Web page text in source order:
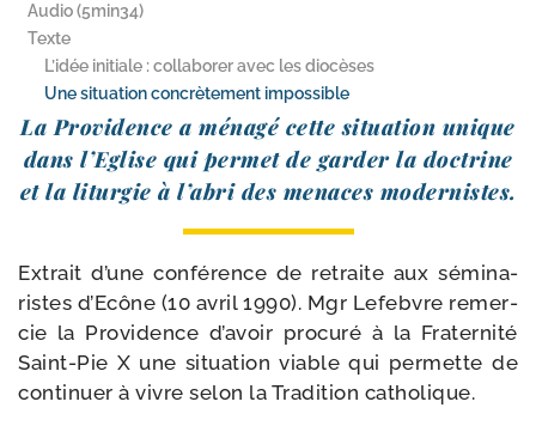
Audio (5min34)
Texte
L’idée initiale : collaborer avec les diocèses
Une situation concrètement impossible
La Providence a ména­gé cette situa­tion unique
dans l’Eglise qui per­met de gar­der la doc­trine
et la litur­gie à l’a­bri des menaces modernistes.
Extrait d’une confé­rence de retraite aux sémi­na­
ristes d’Ecône (10 avril 1990). Mgr Lefebvre remer­
cie la Providence d’a­voir pro­cu­ré à la Fraternité
Saint-​Pie X une situa­tion viable qui per­mette de
conti­nuer à vivre selon la Tradition catholique.